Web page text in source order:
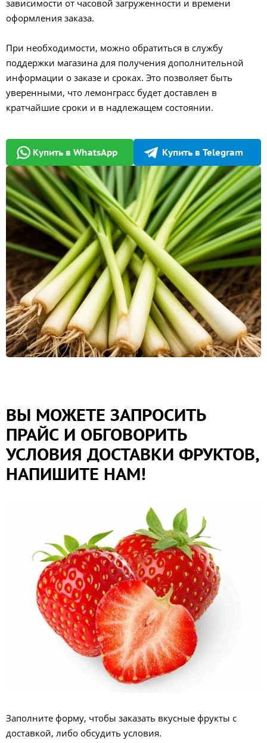
зависимости от часовой загруженности и времени
оформления заказа.
При необходимости, можно обратиться в службу
поддержки магазина для получения дополнительной
информации о заказе и сроках. Это позволяет быть
уверенными, что лемонграсс будет доставлен в
кратчайшие сроки и в надлежащем состоянии.
Купить в WhatsApp Купить в Telegram
ВЫ МОЖЕТЕ ЗАПРОСИТЬ
ПРАЙС И ОБГОВОРИТЬ
УСЛОВИЯ ДОСТАВКИ ФРУКТОВ,
НАПИШИТЕ НАМ!
Заполните форму, чтобы заказать вкусные фрукты с
доставкой, либо обсудить условия.